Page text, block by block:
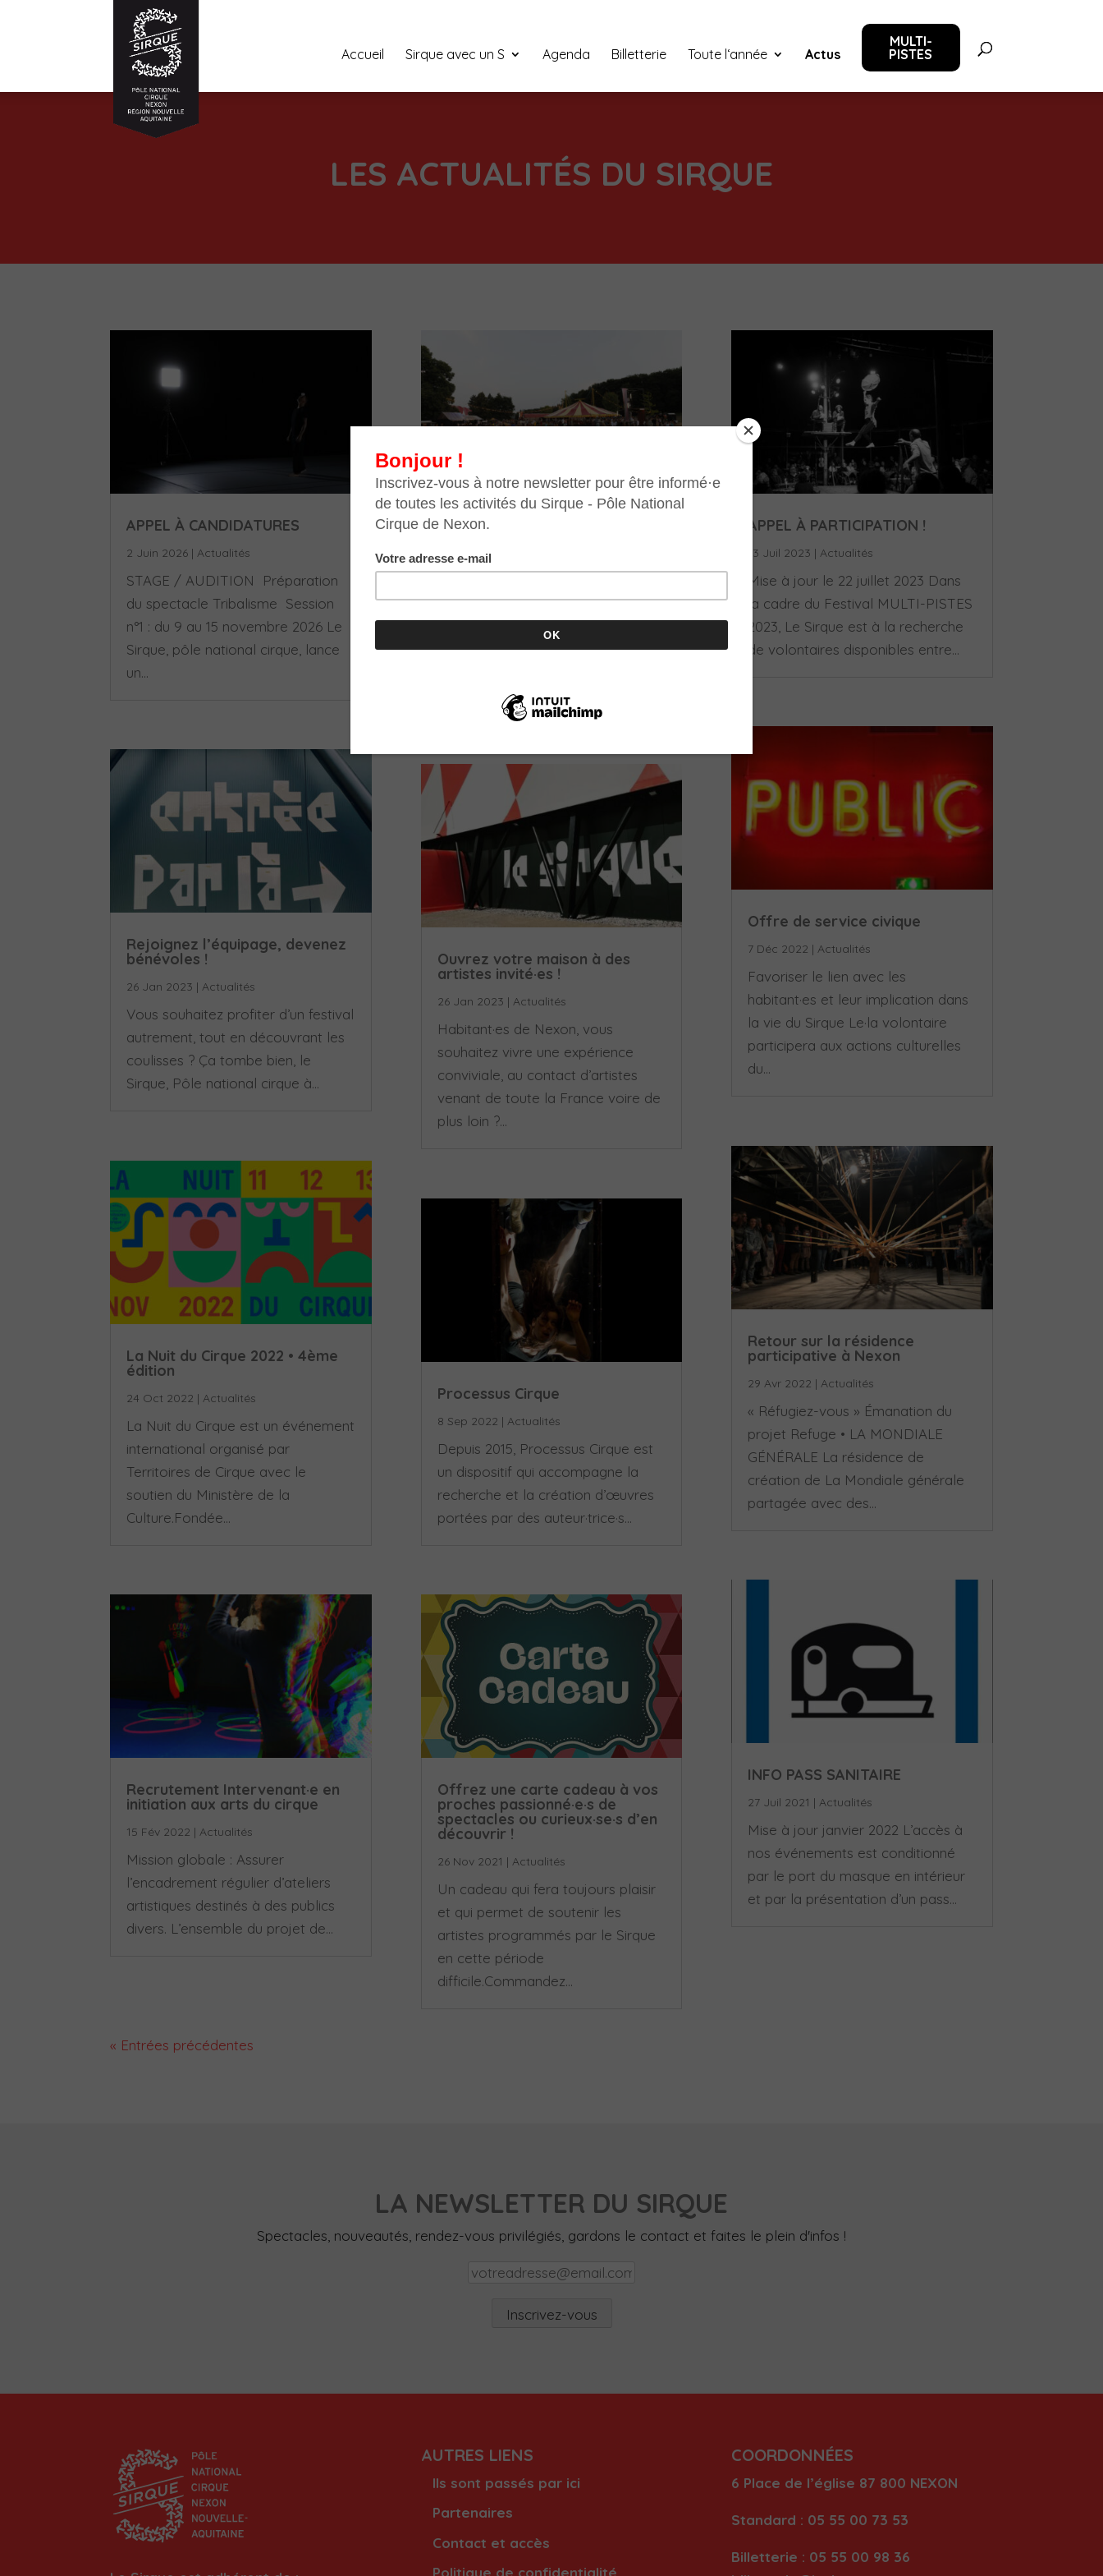
Accueil Sirque avec un S Agenda Billetterie Toute l‘année Actus
MULTI-
PISTES
LES ACTUALITÉS DU SIRQUE
APPEL À CANDIDATURES
2 Juin 2026 |Actualités
STAGE / AUDITION Préparation
du spectacle Tribalisme Session
n°1 : du 9 au 15 novembre 2026 Le
Sirque, pôle national cirque, lance
un...
Rejoignez l’équipage, devenez
bénévoles !
26 Jan 2023 |Actualités
Vous souhaitez profiter d’un festival
autrement, tout en découvrant les
coulisses ? Ça tombe bien, le
Sirque, Pôle national cirque à...
La Nuit du Cirque 2022 • 4ème
édition
24 Oct 2022 |Actualités
La Nuit du Cirque est un événement
international organisé par
Territoires de Cirque avec le
soutien du Ministère de la
Culture.Fondée...
Recrutement Intervenant·e en
initiation aux arts du cirque
15 Fév 2022 |Actualités
Mission globale : Assurer
l’encadrement régulier d’ateliers
artistiques destinés à des publics
divers. L’ensemble du projet de...
Festival Multi-Pistes : il faut
14 Août 2025|Actualités,Non classé
Changements d'horaires
VENDREDI 15 AOÛT > 17h Concert
de Stranded Horse et Boubacar
Ouvrez votre maison à des
artistes invité·es !
26 Jan 2023 | Actualités
Habitant·es de Nexon, vous
souhaitez vivre une expérience
conviviale, au contact d’artistes
venant de toute la France voire de
plus loin ?...
Processus Cirque
8 Sep 2022 | Actualités
Depuis 2015, Processus Cirque est
un dispositif qui accompagne la
recherche et la création d’œuvres
portées par des auteur·trice·s...
Offrez une carte cadeau à vos
proches passionné·e·s de
spectacles ou curieux·se·s d’en
découvrir !
26 Nov 2021 | Actualités
Un cadeau qui fera toujours plaisir
et qui permet de soutenir les
artistes programmés par le Sirque
en cette période
difficile.Commandez...
APPEL À PARTICIPATION !
13 Juil 2023 | Actualités
Mise à jour le 22 juillet 2023 Dans
la cadre du Festival MULTI-PISTES
2023, Le Sirque est à la recherche
de volontaires disponibles entre...
Offre de service civique
7 Déc 2022 | Actualités
Favoriser le lien avec les
habitant·es et leur implication dans
la vie du Sirque Le·la volontaire
participera aux actions culturelles
du...
Retour sur la résidence
participative à Nexon
29 Avr 2022 | Actualités
« Réfugiez-vous » Émanation du
projet Refuge • LA MONDIALE
GÉNÉRALE La résidence de
création de La Mondiale générale
partagée avec des...
INFO PASS SANITAIRE
27 Juil 2021 | Actualités
Mise à jour janvier 2022 L’accès à
nos événements est conditionné
par le port du masque en intérieur
et par la présentation d’un pass...
« Entrées précédentes
LA NEWSLETTER DU SIRQUE
Spectacles, nouveautés, rendez-vous privilégiés, gardons le contact et faites le plein d'infos !
AUTRES LIENS
Ils sont passés par ici
Partenaires
Contact et accès
Politique de confidentialité
COORDONNÉES
6 Place de l’église 87 800 NEXON
Standard : 05 55 00 73 53
Billetterie : 05 55 00 98 36